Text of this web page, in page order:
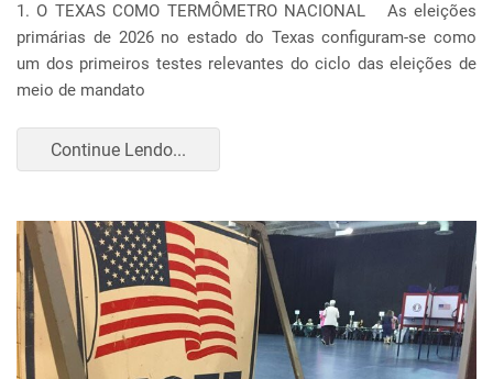
1. O TEXAS COMO TERMÔMETRO NACIONAL As eleições
primárias de 2026 no estado do Texas configuram-se como
um dos primeiros testes relevantes do ciclo das eleições de
meio de mandato
Continue Lendo...